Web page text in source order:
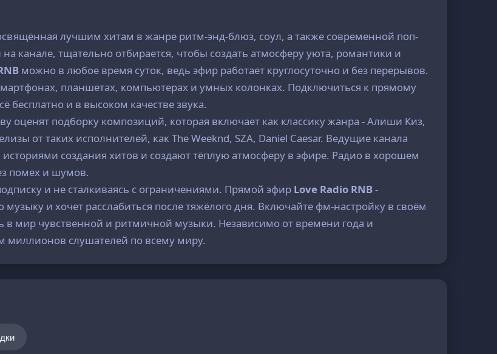
лучшим хитам в жанре ритм-энд-блюз, соул, а также современной поп-
канале, тщательно отбирается, чтобы создать атмосферу уюта, романтики и
можно в любое время суток, ведь эфир работает круглосуточно и без перерывов.
планшетах, компьютерах и умных колонках. Подключиться к прямому
бесплатно и в высоком качестве звука.
оценят подборку композиций, которая включает как классику жанра - Алиши Киз,
от таких исполнителей, как The Weeknd, SZA, Daniel Caesar. Ведущие канала
создания хитов и создают тёплую атмосферу в эфире. Радио в хорошем
помех и шумов.
и не сталкиваясь с ограничениями. Прямой эфир Love Radio RNB-
и хочет расслабиться после тяжёлого дня. Включайте фм-настройку в своём
в мир чувственной и ритмичной музыки. Независимо от времени года и
миллионов слушателей по всему миру.